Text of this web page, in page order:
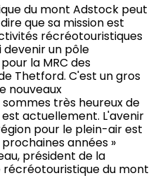
du mont Adstock peut
que sa mission est
récréotouristiques
devenir un pôle
la MRC des
Thetford. C'est un gros
nouveaux
très heureux de
actuellement. L'avenir
pour le plein-air est
années »
président de la
du mont